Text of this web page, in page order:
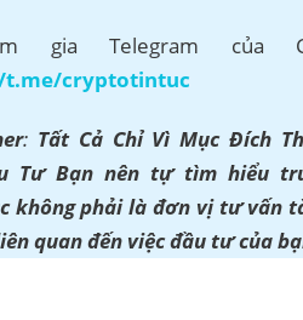
gia Telegram của
cryptotintuc
: Tất Cả Chỉ Vì Mục Đích
Tư Bạn nên tự tìm hiểu
không phải là đơn vị tư vấn
quan đến việc đầu tư của